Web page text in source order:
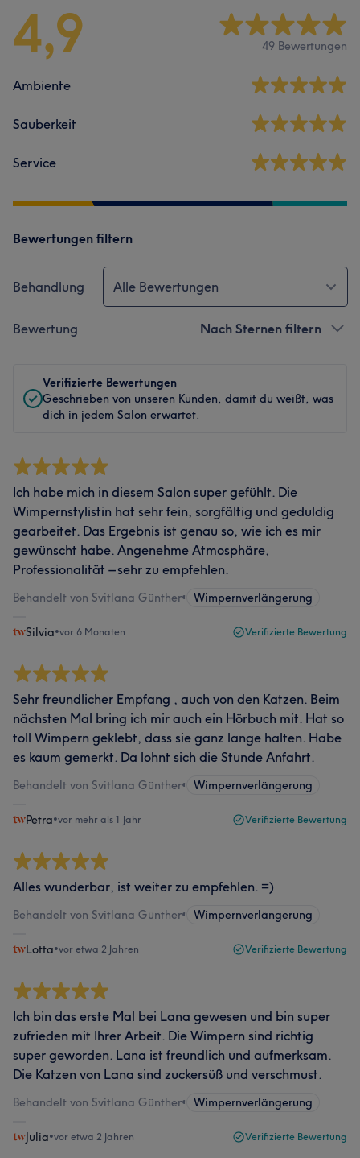
4,9 49 Bewertungen
Ambiente
Sauberkeit
Service
Bewertungen filtern
Behandlung Alle Bewertungen
Bewertung Nach Sternen filtern
Verifizierte Bewertungen
Geschrieben von unseren Kunden, damit du weißt, was
dich in jedem Salon erwartet.
Ich habe mich in diesem Salon super gefühlt. Die
Wimpernstylistin hat sehr fein, sorgfältig und geduldig
gearbeitet. Das Ergebnis ist genau so, wie ich es mir
gewünscht habe. Angenehme Atmosphäre,
Professionalität – sehr zu empfehlen.
Behandelt von Svitlana Günther• Wimpernverlängerung
Silvia•vor 6 Monaten Verifizierte Bewertung
Sehr freundlicher Empfang , auch von den Katzen. Beim
nächsten Mal bring ich mir auch ein Hörbuch mit. Hat so
toll Wimpern geklebt, dass sie ganz lange halten. Habe
es kaum gemerkt. Da lohnt sich die Stunde Anfahrt.
Behandelt von Svitlana Günther• Wimpernverlängerung
Petra•vor mehr als 1 Jahr Verifizierte Bewertung
Alles wunderbar, ist weiter zu empfehlen. =)
Behandelt von Svitlana Günther• Wimpernverlängerung
Lotta•vor etwa 2 Jahren Verifizierte Bewertung
Ich bin das erste Mal bei Lana gewesen und bin super
zufrieden mit Ihrer Arbeit. Die Wimpern sind richtig
super geworden. Lana ist freundlich und aufmerksam.
Die Katzen von Lana sind zuckersüß und verschmust.
Behandelt von Svitlana Günther• Wimpernverlängerung
Julia•vor etwa 2 Jahren Verifizierte Bewertung